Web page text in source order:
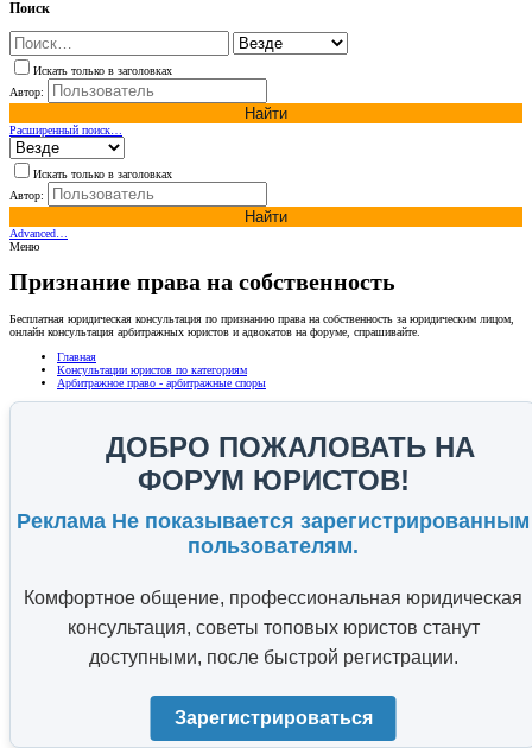
Поиск
Искать только в заголовках
Автор:
Найти
Расширенный поиск…
Искать только в заголовках
Автор:
Найти
Advanced…
Меню
Признание права на собственность
Бесплатная юридическая консультация по признанию права на собственность за юридическим лицом,
онлайн консультация арбитражных юристов и адвокатов на форуме, спрашивайте.
Главная
Консультации юристов по категориям
Арбитражное право - арбитражные споры
ДОБРО ПОЖАЛОВАТЬ НА
ФОРУМ ЮРИСТОВ!
Реклама Не показывается зарегистрированным
пользователям.
Комфортное общение, профессиональная юридическая
консультация, советы топовых юристов станут
доступными, после быстрой регистрации.
Зарегистрироваться